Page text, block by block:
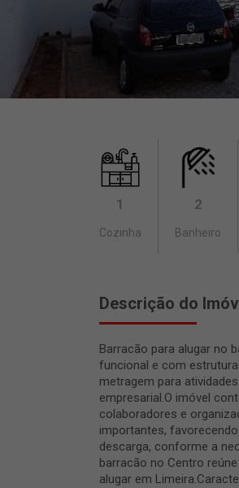
1
Cozinha
2
Banheiro
Descrição do
Barracão para alugar no
funcional e com
metragem para
empresarial.O imóvel
colaboradores e
importantes,
descarga, conforme a
barracão no Centro
alugar em